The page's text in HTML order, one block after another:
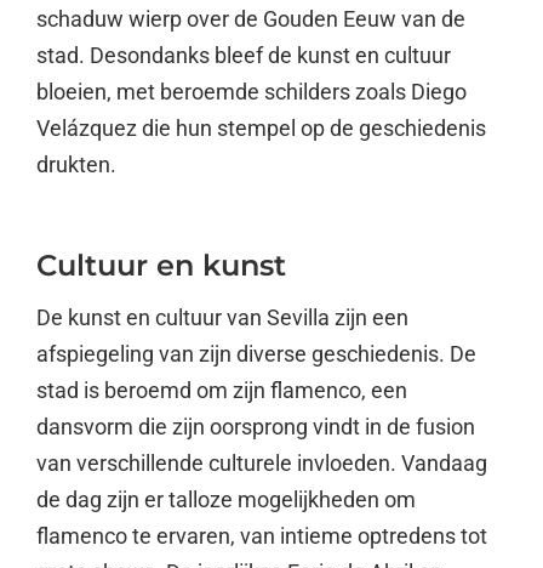
schaduw wierp over de Gouden Eeuw van de
stad. Desondanks bleef de kunst en cultuur
bloeien, met beroemde schilders zoals Diego
Velázquez die hun stempel op de geschiedenis
drukten.
Cultuur en kunst
De kunst en cultuur van Sevilla zijn een
afspiegeling van zijn diverse geschiedenis. De
stad is beroemd om zijn flamenco, een
dansvorm die zijn oorsprong vindt in de fusion
van verschillende culturele invloeden. Vandaag
de dag zijn er talloze mogelijkheden om
flamenco te ervaren, van intieme optredens tot